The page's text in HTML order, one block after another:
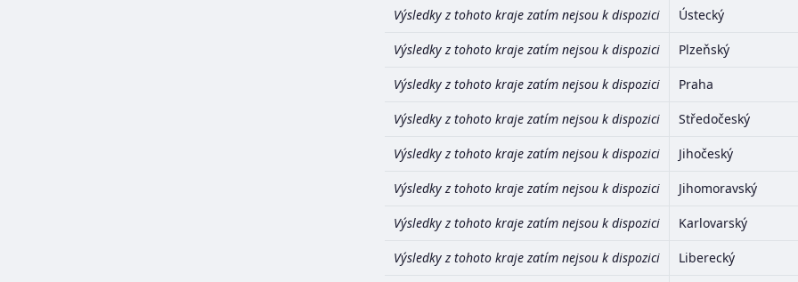
Výsledky z tohoto kraje zatím nejsou k dispozici Ústecký
Výsledky z tohoto kraje zatím nejsou k dispozici Plzeňský
Výsledky z tohoto kraje zatím nejsou k dispozici Praha
Výsledky z tohoto kraje zatím nejsou k dispozici Středočeský
Výsledky z tohoto kraje zatím nejsou k dispozici Jihočeský
Výsledky z tohoto kraje zatím nejsou k dispozici Jihomoravský
Výsledky z tohoto kraje zatím nejsou k dispozici Karlovarský
Výsledky z tohoto kraje zatím nejsou k dispozici Liberecký